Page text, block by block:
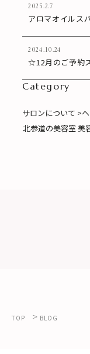
2025.2.7
アロマオイルス
2024.10.24
☆12月のご予約
Category
サロンについて >
北参道の美容室 美
TOP > BLOG